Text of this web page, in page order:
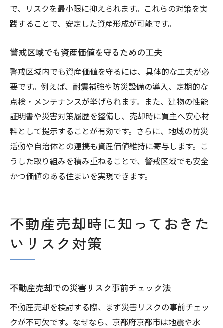
で、リスクを最小限に抑えられます。これらの対策を実
践することで、安定した資産形成が可能です。
警戒区域でも資産価値を守るための工夫
警戒区域内でも資産価値を守るには、具体的な工夫が必
要です。例えば、耐震補強や防災設備の導入、定期的な
点検・メンテナンスが挙げられます。また、建物の性能
証明書や災害対策履歴を整備し、売却時に買主へ安心材
料として提示することが有効です。さらに、地域の防災
活動や自治体との連携も資産価値維持に寄与します。こ
うした取り組みを積み重ねることで、警戒区域でも安全
かつ価値のある住まいを実現できます。
不動産売却時に知っておきた
いリスク対策
不動産売却での災害リスク事前チェック法
不動産売却を検討する際、まず災害リスクの事前チェッ
クが不可欠です。なぜなら、京都府京都市は地震や水